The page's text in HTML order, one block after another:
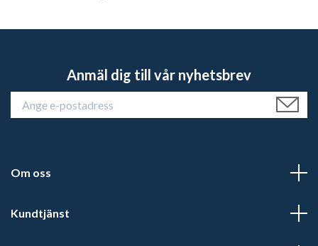
Anmäl dig till vår nyhetsbrev
Om oss
Kundtjänst